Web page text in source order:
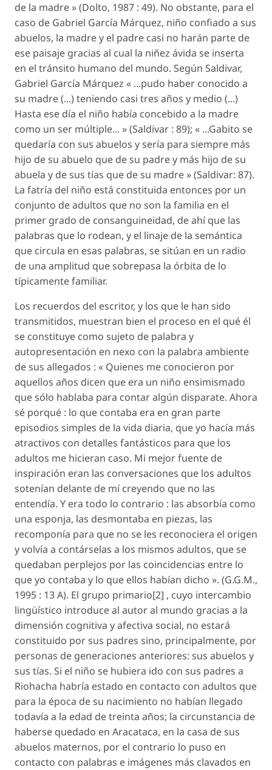
de la madre » (Dolto, 1987 : 49). No obstante, para el
caso de Gabriel García Márquez, niño confiado a sus
abuelos, la madre y el padre casi no harán parte de
ese paisaje gracias al cual la niñez ávida se inserta
en el tránsito humano del mundo. Según Saldivar,
Gabriel García Márquez « ...pudo haber conocido a
su madre (...) teniendo casi tres años y medio (...)
Hasta ese día el niño había concebido a la madre
como un ser múltiple... » (Saldivar : 89); « ...Gabito se
quedaría con sus abuelos y sería para siempre más
hijo de su abuelo que de su padre y más hijo de su
abuela y de sus tías que de su madre » (Saldivar: 87).
La fatría del niño está constituida entonces por un
conjunto de adultos que no son la familia en el
primer grado de consanguineidad, de ahí que las
palabras que lo rodean, y el linaje de la semántica
que circula en esas palabras, se sitúan en un radio
de una amplitud que sobrepasa la órbita de lo
típicamente familiar.
Los recuerdos del escritor, y los que le han sido
transmitidos, muestran bien el proceso en el qué él
se constituye como sujeto de palabra y
autopresentación en nexo con la palabra ambiente
de sus allegados : « Quienes me conocieron por
aquellos años dicen que era un niño ensimismado
que sólo hablaba para contar algún disparate. Ahora
sé porqué : lo que contaba era en gran parte
episodios simples de la vida diaria, que yo hacía más
atractivos con detalles fantásticos para que los
adultos me hicieran caso. Mi mejor fuente de
inspiración eran las conversaciones que los adultos
sotenían delante de mí creyendo que no las
entendía. Y era todo lo contrario : las absorbía como
una esponja, las desmontaba en piezas, las
recomponía para que no se les reconociera el origen
y volvía a contárselas a los mismos adultos, que se
quedaban perplejos por las coincidencias entre lo
que yo contaba y lo que ellos habían dicho ». (G.G.M.,
1995 : 13 A). El grupo primario[2] , cuyo intercambio
lingüístico introduce al autor al mundo gracias a la
dimensión cognitiva y afectiva social, no estará
constituido por sus padres sino, principalmente, por
personas de generaciones anteriores: sus abuelos y
sus tías. Si el niño se hubiera ido con sus padres a
Riohacha habría estado en contacto con adultos que
para la época de su nacimiento no habían llegado
todavía a la edad de treinta años; la circunstancia de
haberse quedado en Aracataca, en la casa de sus
abuelos maternos, por el contrario lo puso en
contacto con palabras e imágenes más clavados en